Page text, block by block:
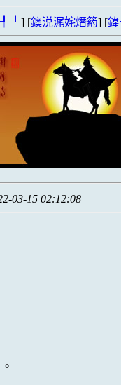
╃┖] [鐭涚浘姹熸箹] [鍏
03-15 02:12:08